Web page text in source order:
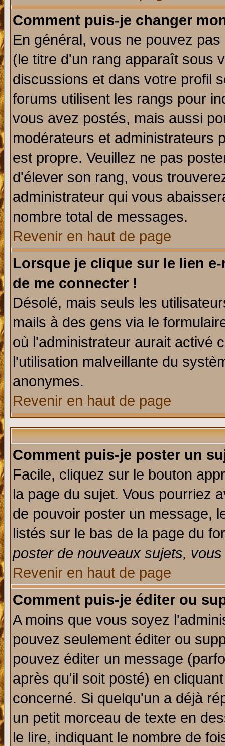
Comment puis-je changer
En général, vous ne pouvez
(le titre d'un rang apparaît sous
discussions et dans votre profil
forums utilisent les rangs pour
vous avez postés, mais aussi
modérateurs et administrateurs
est propre. Veuillez ne pas
d'élever son rang, vous
administrateur qui vous
nombre total de messages.
Revenir en haut de page
Lorsque je clique sur le lien
de me connecter !
Désolé, mais seuls les
mails à des gens via le
où l'administrateur aurait activé
l'utilisation malveillante du
anonymes.
Revenir en haut de page
Comment puis-je poster un
Facile, cliquez sur le bouton
la page du sujet. Vous pourriez
de pouvoir poster un message,
listés sur le bas de la page du
poster de nouveaux sujets,
Revenir en haut de page
Comment puis-je éditer ou
A moins que vous soyez
pouvez seulement éditer ou
pouvez éditer un message
après qu'il soit posté) en
concerné. Si quelqu'un a déjà
un petit morceau de texte en
le lire, indiquant le nombre de